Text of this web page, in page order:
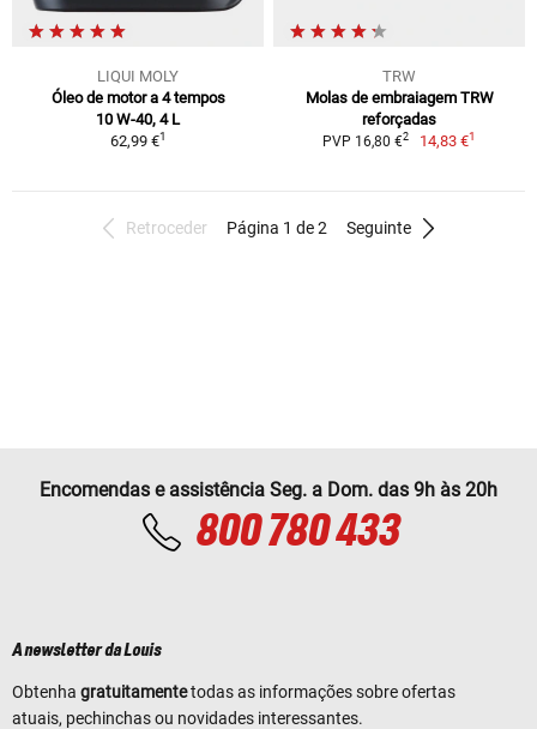
LIQUI MOLY
Óleo de motor a 4 tempos
10 W-40, 4 L
62,99 €1
TRW
Molas de embraiagem TRW
reforçadas
PVP 16,80 €2 14,83 €1
Retroceder Página 1 de 2 Seguinte
Encomendas e assistência Seg. a Dom. das 9h às 20h
800 780 433
A newsletter da Louis
Obtenha gratuitamentetodas as informações sobre ofertas
atuais, pechinchas ou novidades interessantes.